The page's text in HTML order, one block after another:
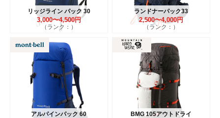
リッジライン パック 30
3,000〜4,500円
（ランク：）
ランドナーパック33
2,500〜4,000円
（ランク：）
アルパインパック 60 BMG 105アウトドライ